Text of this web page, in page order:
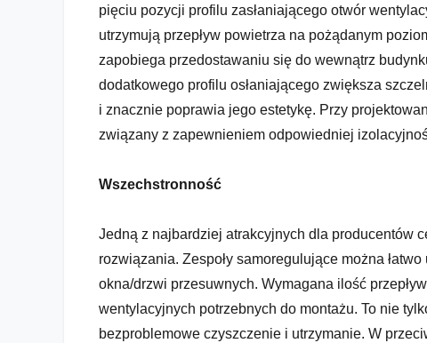
pięciu pozycji profilu zasłaniającego otwór
utrzymują przepływ powietrza na pożądanym
zapobiega przedostawaniu się do wewnątrz
dodatkowego profilu osłaniającego zwiększa
i znacznie poprawia jego estetykę. Przy
związany z zapewnieniem odpowiedniej
Wszechstronność
Jedną z najbardziej atrakcyjnych dla producentów
rozwiązania. Zespoły samoregulujące można
okna/drzwi przesuwnych. Wymagana ilość
wentylacyjnych potrzebnych do montażu. To nie
bezproblemowe czyszczenie i utrzymanie. W